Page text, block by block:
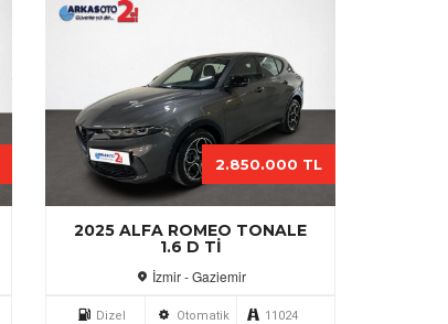
2025 ALFA ROMEO TONALE
1.6 D TI
İzmir - Gaziemir
2.850.000 TL
Dizel Otomatik 11024